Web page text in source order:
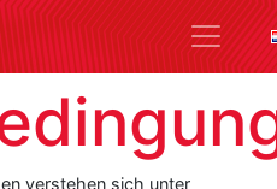
verstehen sich unter